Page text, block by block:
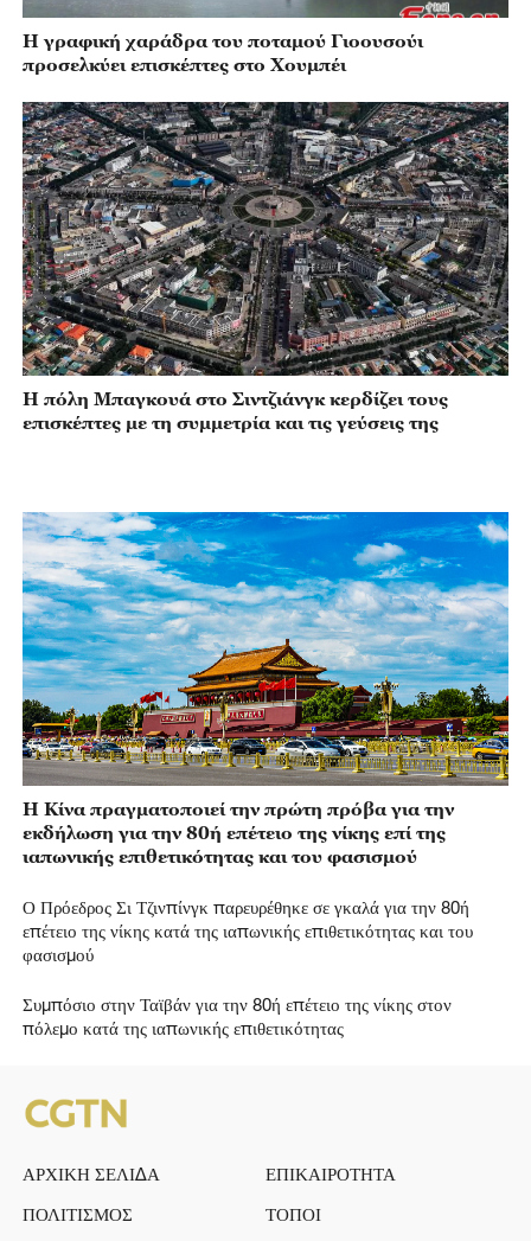
Η γραφική χαράδρα του ποταμού Γιοουσούι
προσελκύει επισκέπτες στο Χουμπέι
Η πόλη Μπαγκουά στο Σιντζιάνγκ κερδίζει τους
επισκέπτες με τη συμμετρία και τις γεύσεις της
Η Κίνα πραγματοποιεί την πρώτη πρόβα για την
εκδήλωση για την 80ή επέτειο της νίκης επί της
ιαπωνικής επιθετικότητας και του φασισμού
Ο Πρόεδρος Σι Τζινπίνγκ παρευρέθηκε σε γκαλά για την 80ή
επέτειο της νίκης κατά της ιαπωνικής επιθετικότητας και του
φασισμού
Συμπόσιο στην Ταϊβάν για την 80ή επέτειο της νίκης στον
πόλεμο κατά της ιαπωνικής επιθετικότητας
ΑΡΧΙΚΗ ΣΕΛΙΔΑ
ΕΠΙΚΑΙΡΟΤΗΤΑ
ΠΟΛΙΤΙΣΜΟΣ
ΤΟΠΟΙ